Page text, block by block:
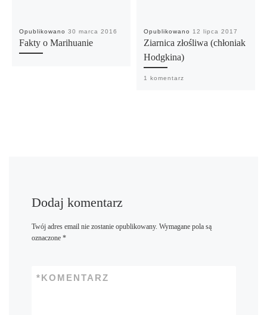
Opublikowano 30 marca 2016
Fakty o Marihuanie
Opublikowano 12 lipca 2017
Ziarnica złośliwa (chłoniak
Hodgkina)
1 komentarz
Dodaj komentarz
Twój adres email nie zostanie opublikowany. Wymagane pola są
oznaczone *
KOMENTARZ
*